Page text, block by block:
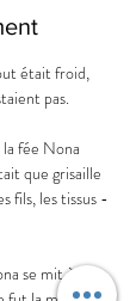
était froid,
pas.
fée Nona
que grisaille
fils, les tissus -
se mit à